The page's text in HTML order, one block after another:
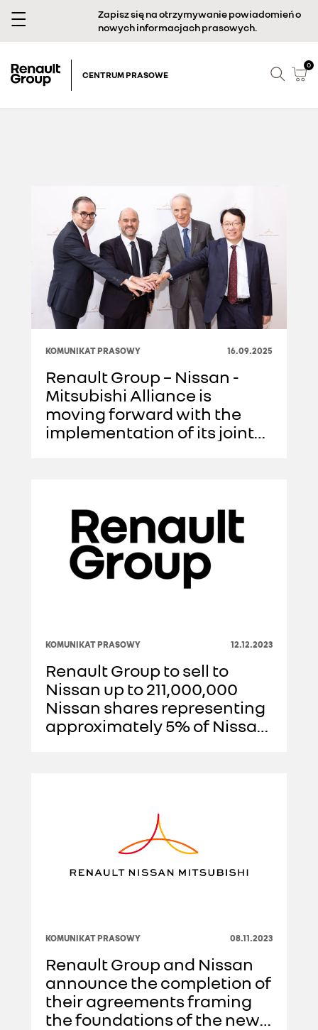
Zapisz się na otrzymywanie powiadomień o
nowych informacjach prasowych.
CENTRUM PRASOWE
0
KOMUNIKAT PRASOWY 16.09.2025
Renault Group – Nissan -
Mitsubishi Alliance is
moving forward with the
implementation of its joint
KOMUNIKAT PRASOWY 12.12.2023
Renault Group to sell to
Nissan up to 211,000,000
Nissan shares representing
approximately 5% of Nissan
KOMUNIKAT PRASOWY 08.11.2023
Renault Group and Nissan
announce the completion of
their agreements framing
the foundations of the new